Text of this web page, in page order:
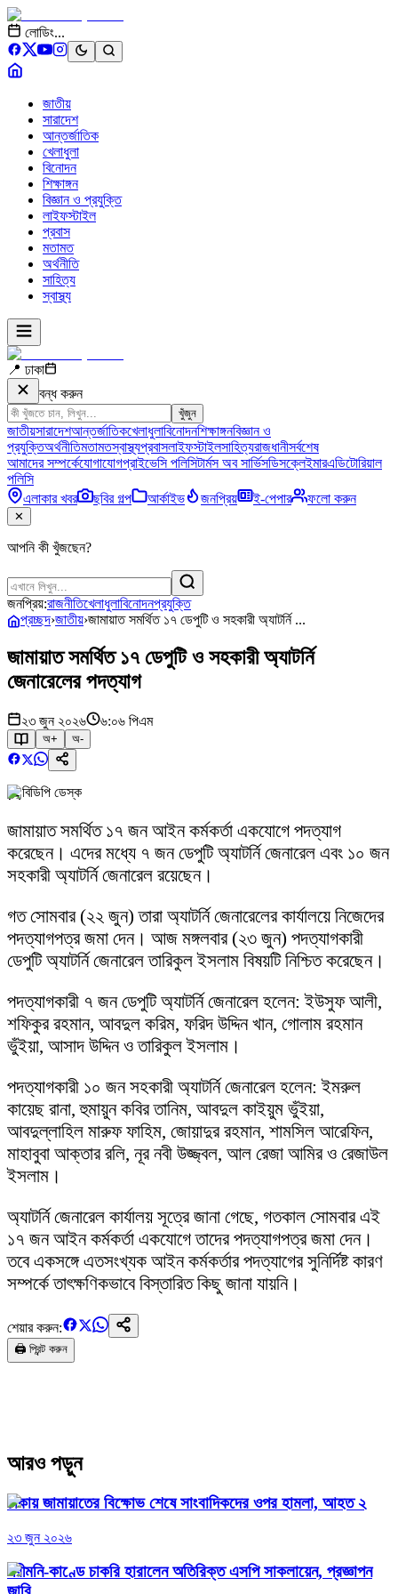
লোডিং...
জাতীয়
সারাদেশ
আন্তর্জাতিক
খেলাধুলা
বিনোদন
শিক্ষাঙ্গন
বিজ্ঞান ও প্রযুক্তি
লাইফস্টাইল
প্রবাস
মতামত
অর্থনীতি
সাহিত্য
স্বাস্থ্য
📍 ঢাকা
বন্ধ করুন
খুঁজুন
জাতীয়সারাদেশআন্তর্জাতিকখেলাধুলাবিনোদনশিক্ষাঙ্গনবিজ্ঞান ও
প্রযুক্তিঅর্থনীতিমতামতস্বাস্থ্যপ্রবাসলাইফস্টাইলসাহিত্যরাজধানীসর্বশেষ
আমাদের সম্পর্কেযোগাযোগপ্রাইভেসি পলিসিটার্মস অব সার্ভিসডিসক্লেইমারএডিটোরিয়াল
পলিসি
এলাকার খবর
ছবির গল্প আর্কাইভ জনপ্রিয় ই-পেপার ফলো করুন
✕
আপনি কী খুঁজছেন?
জনপ্রিয়:রাজনীতিখেলাধুলাবিনোদনপ্রযুক্তি
প্রচ্ছদ›জাতীয়›জামায়াত সমর্থিত ১৭ ডেপুটি ও সহকারী অ্যাটর্নি ...
জামায়াত সমর্থিত ১৭ ডেপুটি ও সহকারী অ্যাটর্নি
জেনারেলের পদত্যাগ
২৩ জুন ২০২৬ ৬:০৬ পিএম
অ+ অ-
বিডিপি ডেস্ক
জামায়াত সমর্থিত ১৭ জন আইন কর্মকর্তা একযোগে পদত্যাগ
করেছেন। এদের মধ্যে ৭ জন ডেপুটি অ্যাটর্নি জেনারেল এবং ১০ জন
সহকারী অ্যাটর্নি জেনারেল রয়েছেন।
গত সোমবার (২২ জুন) তারা অ্যাটর্নি জেনারেলের কার্যালয়ে নিজেদের
পদত্যাগপত্র জমা দেন। আজ মঙ্গলবার (২৩ জুন) পদত্যাগকারী
ডেপুটি অ্যাটর্নি জেনারেল তারিকুল ইসলাম বিষয়টি নিশ্চিত করেছেন।
পদত্যাগকারী ৭ জন ডেপুটি অ্যাটর্নি জেনারেল হলেন: ইউসুফ আলী,
শফিকুর রহমান, আবদুল করিম, ফরিদ উদ্দিন খান, গোলাম রহমান
ভুঁইয়া, আসাদ উদ্দিন ও তারিকুল ইসলাম।
পদত্যাগকারী ১০ জন সহকারী অ্যাটর্নি জেনারেল হলেন: ইমরুল
কায়েছ রানা, হুমায়ুন কবির তানিম, আবদুল কাইয়ুম ভুঁইয়া,
আবদুল্লাহিল মারুফ ফাহিম, জোয়াদুর রহমান, শামসিল আরেফিন,
মাহাবুবা আক্তার রলি, নূর নবী উজ্জ্বল, আল রেজা আমির ও রেজাউল
ইসলাম।
অ্যাটর্নি জেনারেল কার্যালয় সূত্রে জানা গেছে, গতকাল সোমবার এই
১৭ জন আইন কর্মকর্তা একযোগে তাদের পদত্যাগপত্র জমা দেন।
তবে একসঙ্গে এতসংখ্যক আইন কর্মকর্তার পদত্যাগের সুনির্দিষ্ট কারণ
সম্পর্কে তাৎক্ষণিকভাবে বিস্তারিত কিছু জানা যায়নি।
শেয়ার করুন:
🖨️ প্রিন্ট করুন
আরও পড়ুন
ঢাকায় জামায়াতের বিক্ষোভ শেষে সাংবাদিকদের ওপর হামলা, আহত ২
২৩ জুন ২০২৬
পরীমনি-কাণ্ডে চাকরি হারালেন অতিরিক্ত এসপি সাকলায়েন, প্রজ্ঞাপন